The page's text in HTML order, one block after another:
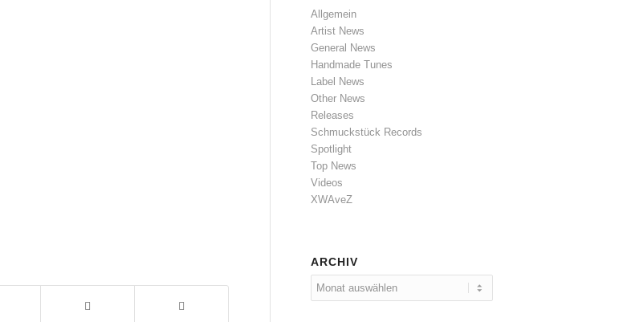
Allgemein
Artist News
General News
Handmade Tunes
Label News
Other News
Releases
Schmuckstück Records
Spotlight
Top News
Videos
XWAveZ
ARCHIV